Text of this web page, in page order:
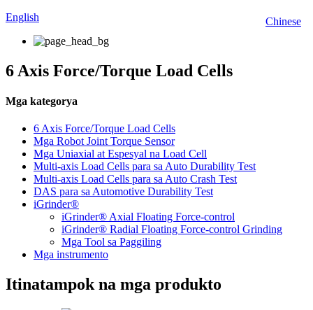
Chinese
English
6 Axis Force/Torque Load Cells
Mga kategorya
6 Axis Force/Torque Load Cells
Mga Robot Joint Torque Sensor
Mga Uniaxial at Espesyal na Load Cell
Multi-axis Load Cells para sa Auto Durability Test
Multi-axis Load Cells para sa Auto Crash Test
DAS para sa Automotive Durability Test
iGrinder®
iGrinder® Axial Floating Force-control
iGrinder® Radial Floating Force-control Grinding
Mga Tool sa Paggiling
Mga instrumento
Itinatampok na mga produkto